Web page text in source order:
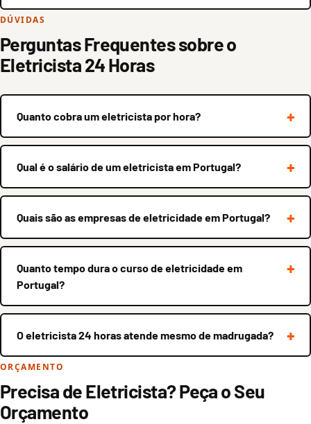
DÚVIDAS
Perguntas Frequentes sobre o
Eletricista 24 Horas
Quanto cobra um eletricista por hora?
Qual é o salário de um eletricista em Portugal?
Quais são as empresas de eletricidade em Portugal?
Quanto tempo dura o curso de eletricidade em
Portugal?
O eletricista 24 horas atende mesmo de madrugada?
ORÇAMENTO
Precisa de Eletricista? Peça o Seu
Orçamento